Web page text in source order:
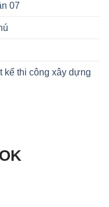
07
kế thi công xây dựng